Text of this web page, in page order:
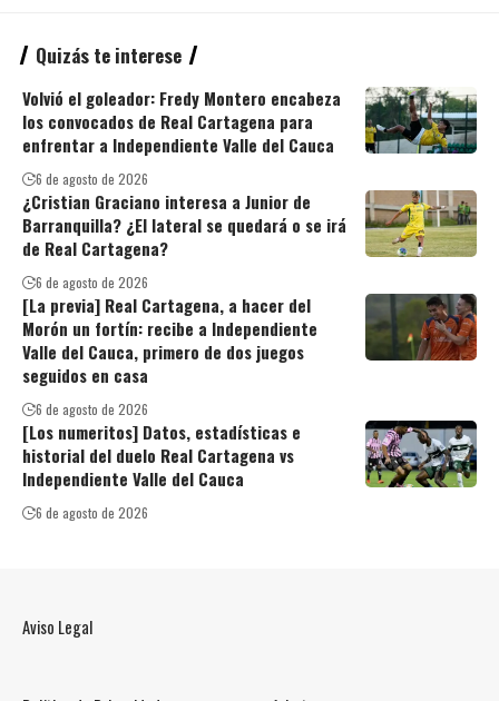
Quizás te interese
Volvió el goleador: Fredy Montero encabeza
los convocados de Real Cartagena para
enfrentar a Independiente Valle del Cauca
6 de agosto de 2026
¿Cristian Graciano interesa a Junior de
Barranquilla? ¿El lateral se quedará o se irá
de Real Cartagena?
6 de agosto de 2026
[La previa] Real Cartagena, a hacer del
Morón un fortín: recibe a Independiente
Valle del Cauca, primero de dos juegos
seguidos en casa
6 de agosto de 2026
[Los numeritos] Datos, estadísticas e
historial del duelo Real Cartagena vs
Independiente Valle del Cauca
6 de agosto de 2026
Aviso Legal